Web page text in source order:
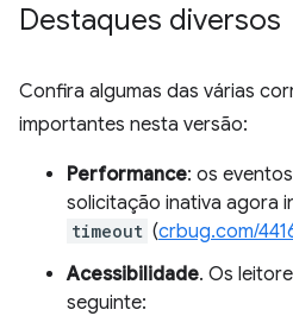
Destaques diversos
Confira algumas das várias
importantes nesta versão:
Performance: os
solicitação inativa agora
timeout (crbug.com/
Acessibilidade. Os
seguinte: